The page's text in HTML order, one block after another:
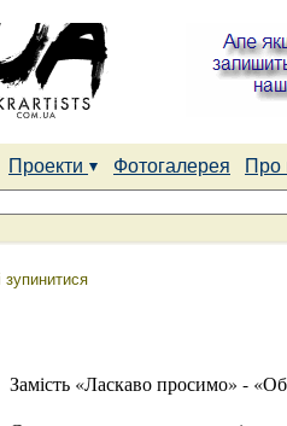
Проекти Фотогалерея Про
Замість «Ласкаво просимо» -